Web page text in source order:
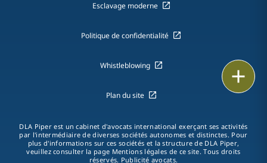
Carte de
Visite
Esclavage moderne
Politique de confidentialité
Whistleblowing
Plan du site
DLA Piper est un cabinet d'avocats international exerçant ses activités
par l'intermédiaire de diverses sociétés autonomes et distinctes. Pour
plus d'informations sur ces sociétés et la structure de DLA Piper,
veuillez consulter la page Mentions légales de ce site. Tous droits
réservés. Publicité avocats.